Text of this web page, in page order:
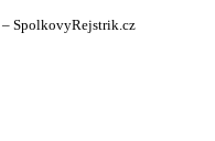
– SpolkovyRejstrik.cz